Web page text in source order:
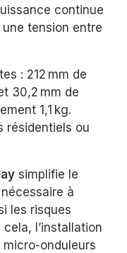
continue
tension entre
: 212 mm de
30,2 mm de
1,1 kg.
résidentiels ou
simplifie le
à
les risques
l’installation
onduleurs